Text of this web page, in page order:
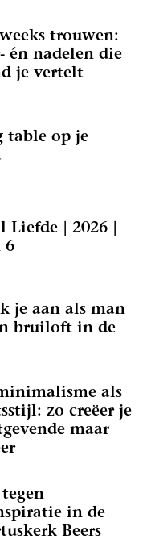
trouwen:
én nadelen die
je vertelt
table op je
Liefde | 2026 |
6
je aan als man
bruiloft in de
als
zo creëer je
maar
tegen
in de
Beers